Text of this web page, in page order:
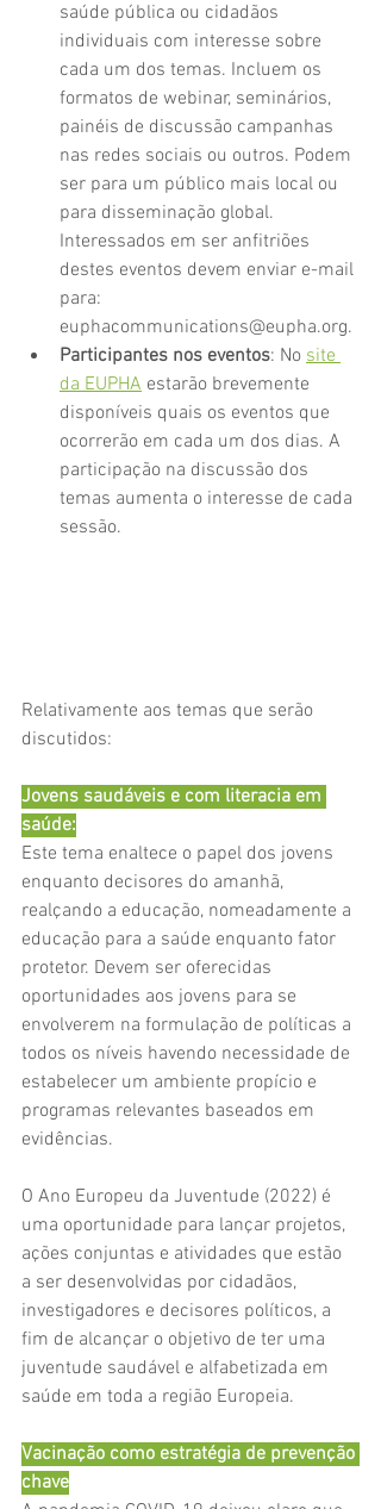
saúde pública ou cidadãos
individuais com interesse sobre
cada um dos temas. Incluem os
formatos de webinar, seminários,
painéis de discussão campanhas
nas redes sociais ou outros. Podem
ser para um público mais local ou
para disseminação global.
Interessados em ser anfitriões
destes eventos devem enviar e-mail
para:
euphacommunications@eupha.org.
Participantes nos eventos: No site
da EUPHA estarão brevemente
disponíveis quais os eventos que
ocorrerão em cada um dos dias. A
participação na discussão dos
temas aumenta o interesse de cada
sessão.
Relativamente aos temas que serão
discutidos:
Jovens saudáveis e com literacia em
saúde:
Este tema enaltece o papel dos jovens
enquanto decisores do amanhã,
realçando a educação, nomeadamente a
educação para a saúde enquanto fator
protetor. Devem ser oferecidas
oportunidades aos jovens para se
envolverem na formulação de políticas a
todos os níveis havendo necessidade de
estabelecer um ambiente propício e
programas relevantes baseados em
evidências.
O Ano Europeu da Juventude (2022) é
uma oportunidade para lançar projetos,
ações conjuntas e atividades que estão
a ser desenvolvidas por cidadãos,
investigadores e decisores políticos, a
fim de alcançar o objetivo de ter uma
juventude saudável e alfabetizada em
saúde em toda a região Europeia.
Vacinação como estratégia de prevenção
chave